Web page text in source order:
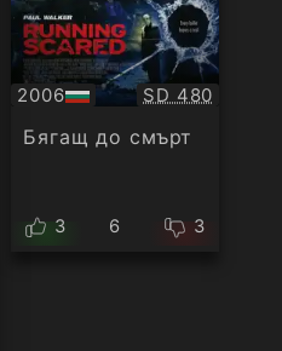
2006
БГ
аудио
Качество:
SD 480
Бягащ до смърт
3 6 3